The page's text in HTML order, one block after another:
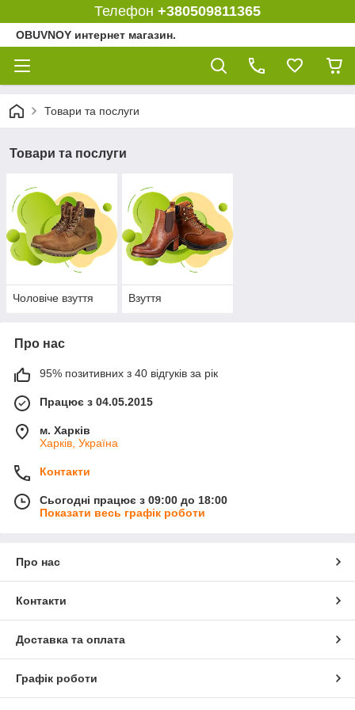
Телефон +380509811365
OBUVNOY интернет магазин.
Товари та послуги
Товари та послуги
Чоловіче взуття Взуття
Про нас
95% позитивних з 40 відгуків за рік
Працює з 04.05.2015
м. Харків
Харків, Україна
Контакти
Сьогодні працює з 09:00 до 18:00
Показати весь графік роботи
Про нас
Контакти
Доставка та оплата
Графік роботи